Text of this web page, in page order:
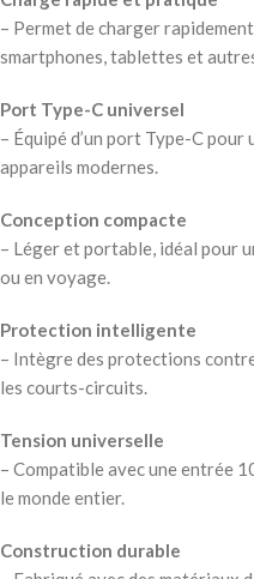
– Permet de charger
smartphones, tablettes et
Port Type-C universel
– Équipé d’un port Type-C
appareils modernes.
Conception compacte
– Léger et portable, idéal pour
ou en voyage.
Protection intelligente
– Intègre des protections
les courts-circuits.
Tension universelle
– Compatible avec une entrée
le monde entier.
Construction durable